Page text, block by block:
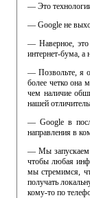
— Это
— Google не
— Наверное, это
интернет-бума ,
— Позвольте, я
более четко она
чем наличие
нашей
— Google в
направления в
— Мы запускаем
чтобы любая
мы стремимся,
получать
кому-то по